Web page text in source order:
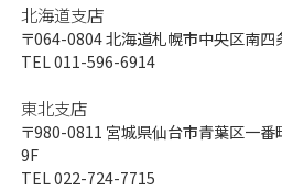
北海道支店
〒064-0804北海道札幌市中央区南
TEL 011-596-6914
東北支店
〒980-0811 宮城県仙台市青葉区一番
9F
TEL 022-724-7715